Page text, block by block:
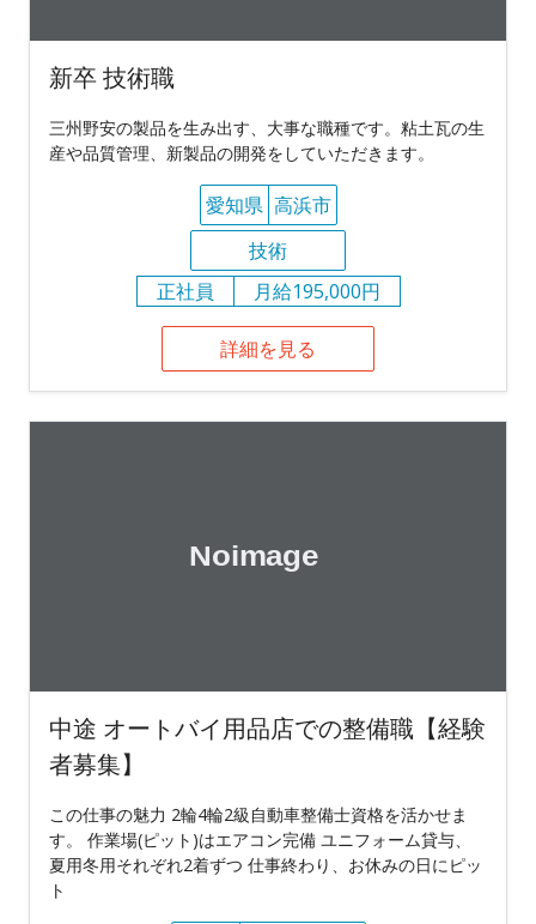
新卒 技術職
三州野安の製品を生み出す、大事な職種です。粘土瓦の生
産や品質管理、新製品の開発をしていただきます。
愛知県 高浜市
技術
正社員
月給195,000円
詳細を見る
中途 オートバイ用品店での整備職【経験
者募集】
この仕事の魅力 2輪4輪2級自動車整備士資格を活かせま
す。 作業場(ピット)はエアコン完備 ユニフォーム貸与、
夏用冬用それぞれ2着ずつ 仕事終わり、お休みの日にピッ
ト